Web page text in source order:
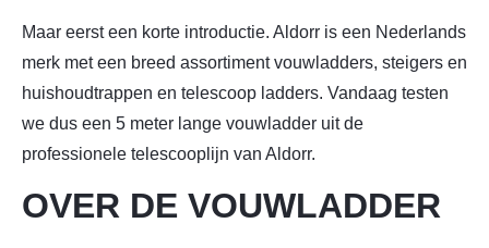
Maar eerst een korte introductie. Aldorr is een Nederlands
merk met een breed assortiment vouwladders, steigers en
huishoudtrappen en telescoop ladders. Vandaag testen
we dus een 5 meter lange vouwladder uit de
professionele telescooplijn van Aldorr.
OVER DE VOUWLADDER